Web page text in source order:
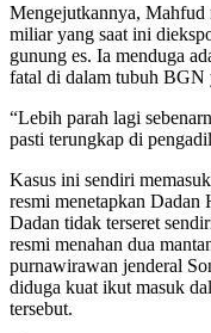
Mengejutkannya, Mahfud
miliar yang saat ini
gunung es. Ia menduga
fatal di dalam tubuh BGN
“Lebih parah lagi
pasti terungkap di
Kasus ini sendiri
resmi menetapkan Dadan
Dadan tidak terseret
resmi menahan dua
purnawirawan jenderal
diduga kuat ikut masuk
tersebut.